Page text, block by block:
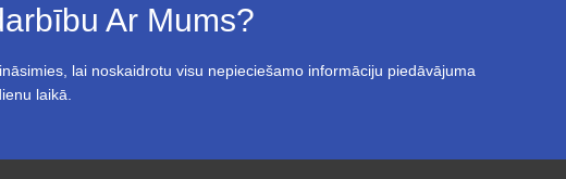
Ar Mums?
lai noskaidrotu visu nepieciešamo informāciju piedāvājuma
laikā.